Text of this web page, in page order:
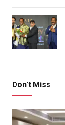
Don't Miss